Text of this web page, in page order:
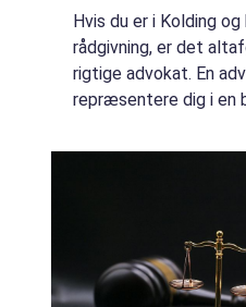
Hvis du er i Kolding
rådgivning, er det
rigtige advokat. En
repræsentere dig i en
til erhvervskonflikter